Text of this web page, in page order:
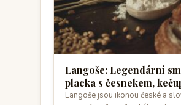
Langoše: Legendární
placka s česnekem,
Langoše jsou ikonou české a